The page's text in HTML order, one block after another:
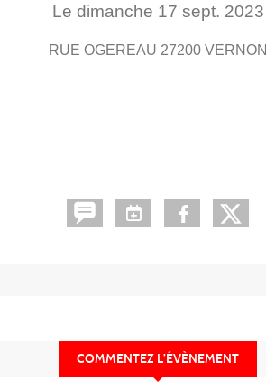
Le dimanche 17 sept. 2023
RUE OGEREAU 27200 VERNON
COMMENTEZ L’ÉVÈNEMENT